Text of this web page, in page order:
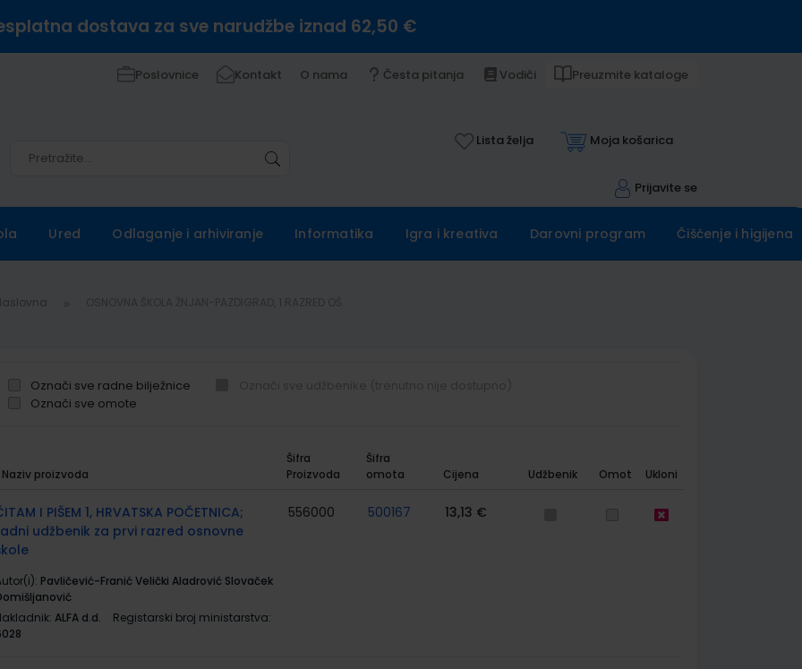
dostava za sve narudžbe iznad 62,50 €
Poslovnice Kontakt O nama Česta pitanja Vodiči Preuzmite kataloge
Lista želja Moja košarica
Prijavite se
Ured Odlaganje i arhiviranje Informatika Igra i kreativa Darovni program Čišćenje i higijena
Označi sve radne bilježnice
Označi sve omote
Naziv proizvoda
Šifra
Proizvoda
Šifra
omota
Cijena Udžbenik Omot Ukloni
I PIŠEM 1, HRVATSKA POČETNICA;
udžbenik za prvi razred osnovne
Pavličević-Franić Velički Aladrović Slovaček
ALFA d.d.
Registarski broj ministarstva:
556000 500167 13,13 €